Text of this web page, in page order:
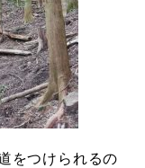
をつけられるの